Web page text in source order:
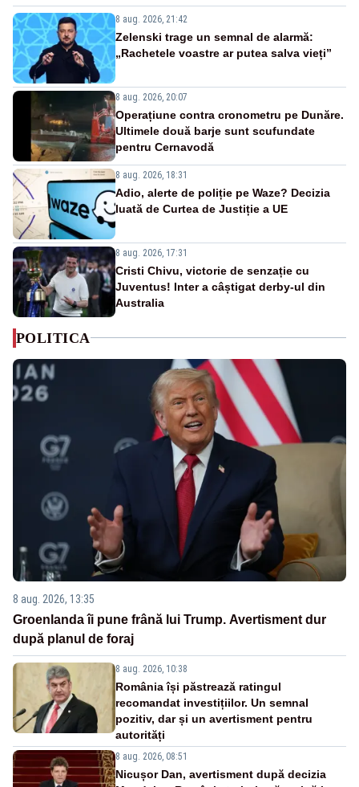
8 aug. 2026, 21:42
Zelenski trage un semnal de alarmă:
„Rachetele voastre ar putea salva vieți”
8 aug. 2026, 20:07
Operațiune contra cronometru pe Dunăre.
Ultimele două barje sunt scufundate
pentru Cernavodă
8 aug. 2026, 18:31
Adio, alerte de poliție pe Waze? Decizia
luată de Curtea de Justiție a UE
8 aug. 2026, 17:31
Cristi Chivu, victorie de senzație cu
Juventus! Inter a câștigat derby-ul din
Australia
POLITICA
8 aug. 2026, 13:35
Groenlanda îi pune frână lui Trump. Avertisment dur
după planul de foraj
8 aug. 2026, 10:38
România își păstrează ratingul
recomandat investițiilor. Un semnal
pozitiv, dar și un avertisment pentru
autorități
8 aug. 2026, 08:51
Nicușor Dan, avertisment după decizia